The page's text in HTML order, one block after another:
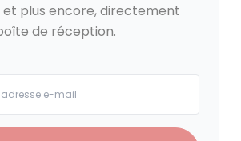
et plus encore, directement
de réception.